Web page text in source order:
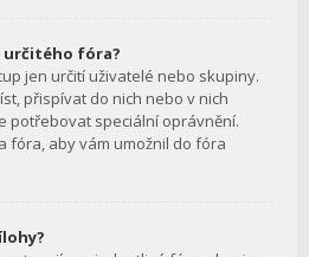
určitého fóra?
jen určití uživatelé nebo skupiny.
přispívat do nich nebo v nich
potřebovat speciální oprávnění.
fóra, aby vám umožnil do fóra